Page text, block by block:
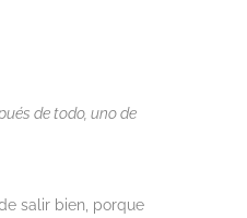
de todo, uno de
salir bien, porque